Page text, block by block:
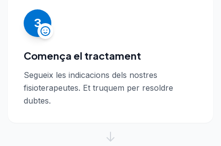
3
Comença el tractament
Segueix les indicacions dels nostres
fisioterapeutes. Et truquem per resoldre
dubtes.